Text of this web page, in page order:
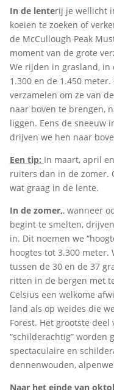
In de lenterij je wellicht
koeien te zoeken of
de McCullough Peak
moment van de grote
We rijden in grasland, in
1.300 en de 1.450
verzamelen om ze van
naar boven te brengen,
liggen. Eens de sneeuw
drijven we hen naar
Een tip: In maart, april
ruiters dan in de zomer.
wat graag in de lente.
In de zomer,, wanneer
begint te smelten,
in. Dit noemen we
hoogtes tot 3.300
tussen de 30 en de 37
ritten in de bergen met
Celsius een welkome
land als op weides die
Forest. Het grootste
“schilderachtig” worden
spectaculaire en
dennenwouden,
Naar het einde van